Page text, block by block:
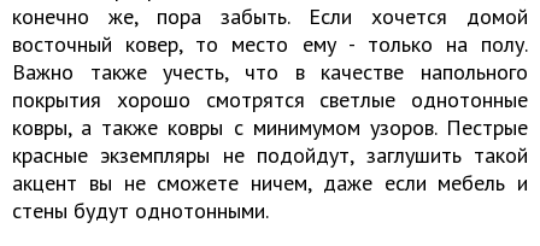
конечно же, пора забыть. Если хочется домой
восточный ковер, то место ему - только на полу.
Важно также учесть, что в качестве напольного
покрытия хорошо смотрятся светлые однотонные
ковры, а также ковры с минимумом узоров. Пестрые
красные экземпляры не подойдут, заглушить такой
акцент вы не сможете ничем, даже если мебель и
стены будут однотонными.